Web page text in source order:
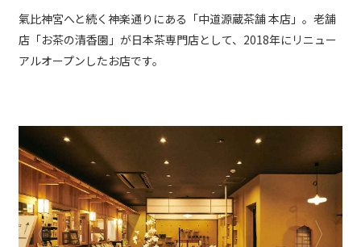
氣比神宮へと続く神楽通りにある「中道源蔵茶舗 本店」。老舗
店「お茶の清香園」が日本茶専門店として、2018年にリニュー
アルオープンしたお店です。